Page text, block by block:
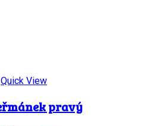
Quick View
pravý